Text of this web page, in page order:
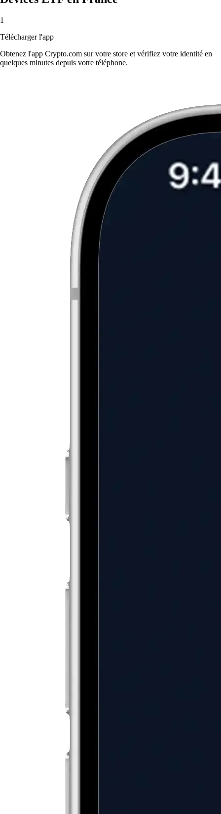
1
Télécharger l'app
Obtenez l'app Crypto.com sur votre store et vérifiez votre identité en
quelques minutes depuis votre téléphone.